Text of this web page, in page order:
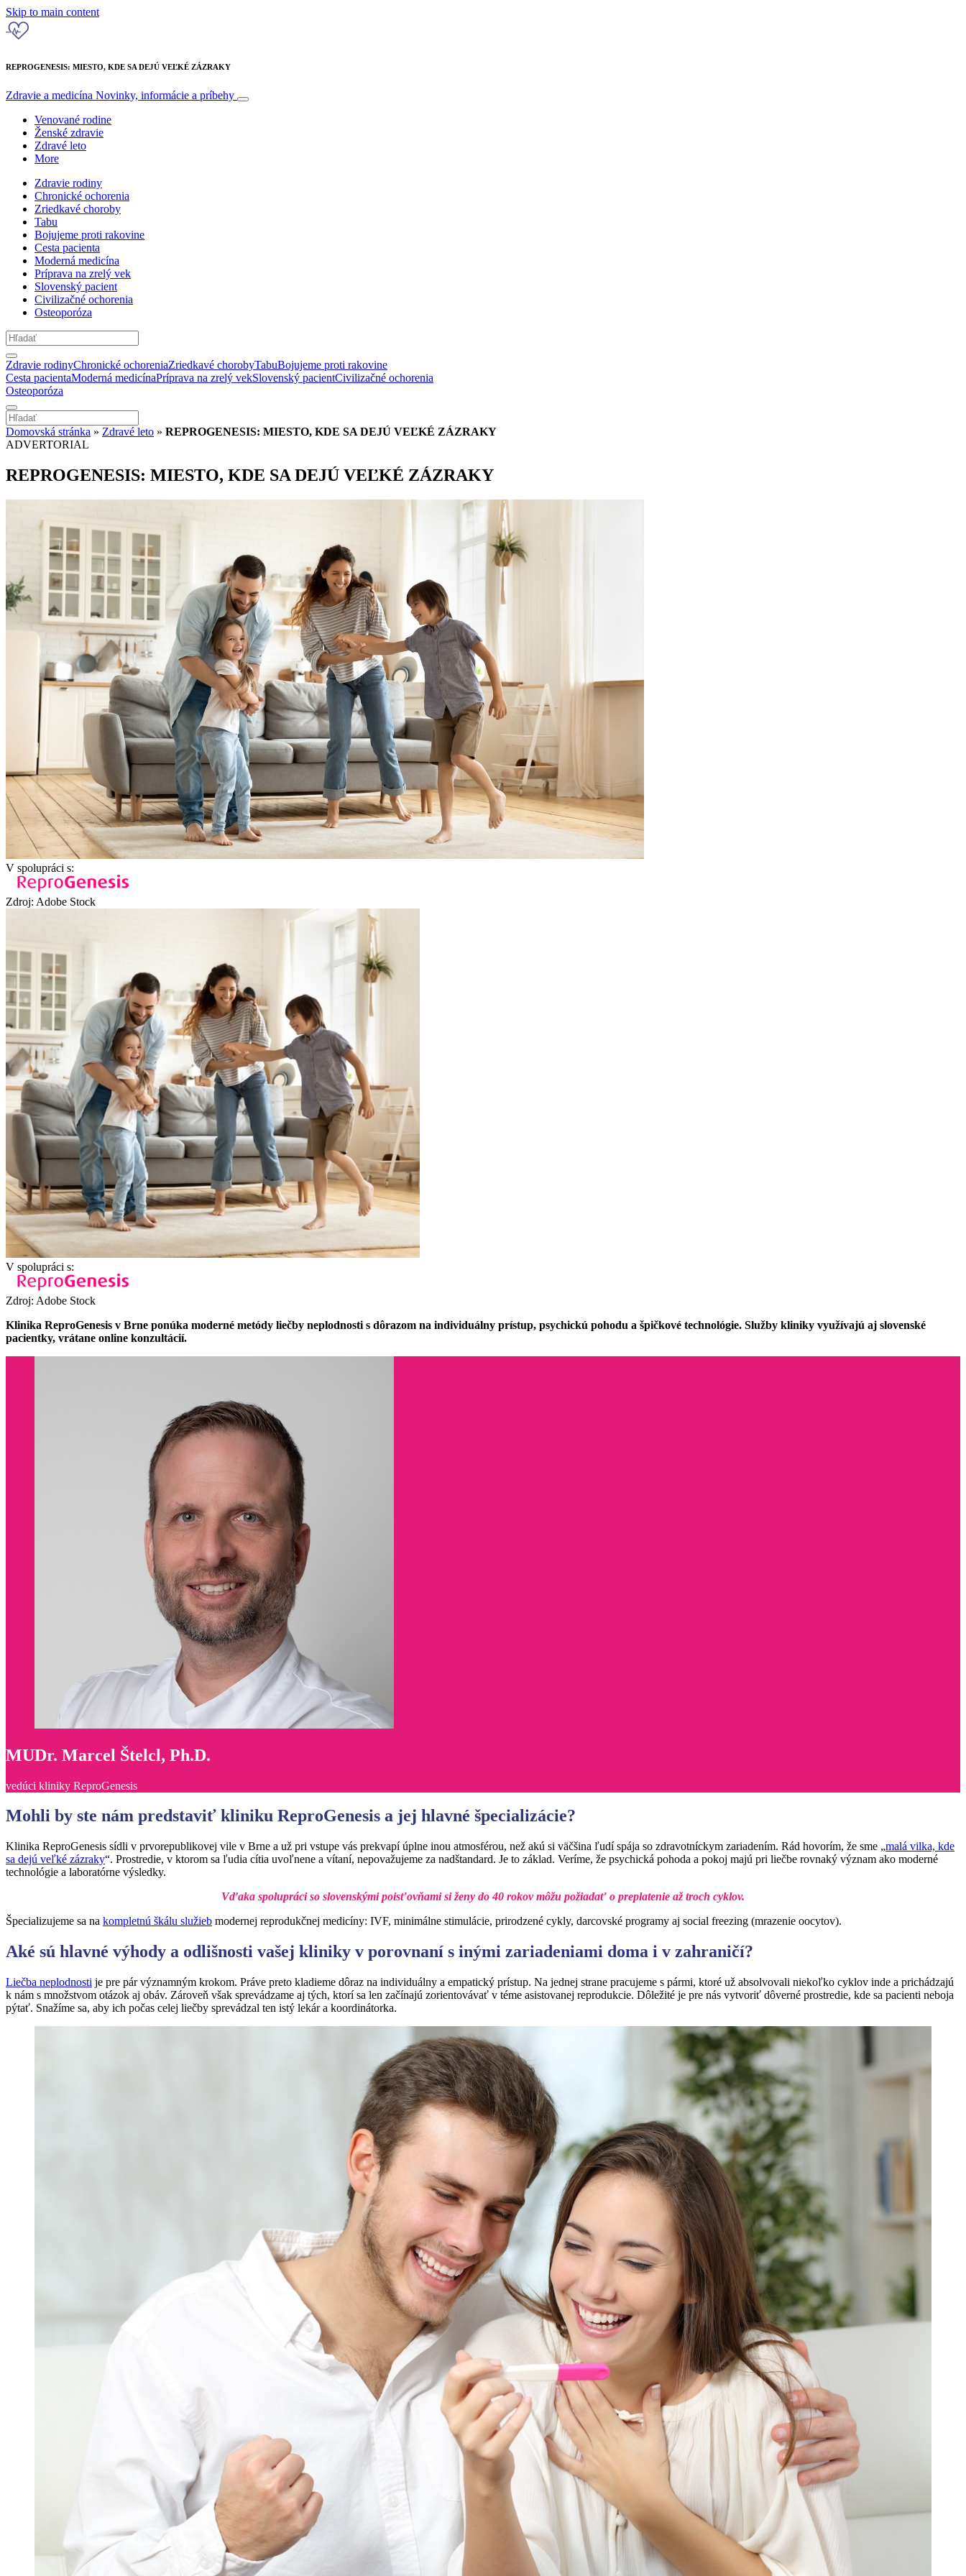
Skip to main content
REPROGENESIS: MIESTO, KDE SA DEJÚ VEĽKÉ ZÁZRAKY
Zdravie a medicína Novinky, informácie a príbehy
Venované rodine
Ženské zdravie
Zdravé leto
More
Zdravie rodiny
Chronické ochorenia
Zriedkavé choroby
Tabu
Bojujeme proti rakovine
Cesta pacienta
Moderná medicína
Príprava na zrelý vek
Slovenský pacient
Civilizačné ochorenia
Osteoporóza
Zdravie rodinyChronické ochoreniaZriedkavé chorobyTabuBojujeme proti rakovine
Cesta pacientaModerná medicínaPríprava na zrelý vekSlovenský pacientCivilizačné ochorenia
Osteoporóza
Domovská stránka » Zdravé leto » REPROGENESIS: MIESTO, KDE SA DEJÚ VEĽKÉ ZÁZRAKY
ADVERTORIAL
REPROGENESIS: MIESTO, KDE SA DEJÚ VEĽKÉ ZÁZRAKY
V spolupráci s:
Zdroj: Adobe Stock
V spolupráci s:
Zdroj: Adobe Stock
Klinika ReproGenesis v Brne ponúka moderné metódy liečby neplodnosti s dôrazom na individuálny prístup, psychickú pohodu a špičkové technológie. Služby kliniky využívajú aj slovenské
pacientky, vrátane online konzultácií.
MUDr. Marcel Štelcl, Ph.D.
vedúci kliniky ReproGenesis
Mohli by ste nám predstaviť kliniku ReproGenesis a jej hlavné špecializácie?
Klinika ReproGenesis sídli v prvorepublikovej vile v Brne a už pri vstupe vás prekvapí úplne inou atmosférou, než akú si väčšina ľudí spája so zdravotníckym zariadením. Rád hovorím, že sme „malá vilka, kde
sa dejú veľké zázraky“. Prostredie, v ktorom sa ľudia cítia uvoľnene a vítaní, nepovažujeme za nadštandard. Je to základ. Veríme, že psychická pohoda a pokoj majú pri liečbe rovnaký význam ako moderné
technológie a laboratórne výsledky.
Vďaka spolupráci so slovenskými poisťovňami si ženy do 40 rokov môžu požiadať o preplatenie až troch cyklov.
Špecializujeme sa na kompletnú škálu služieb modernej reprodukčnej medicíny: IVF, minimálne stimulácie, prirodzené cykly, darcovské programy aj social freezing (mrazenie oocytov).
Aké sú hlavné výhody a odlišnosti vašej kliniky v porovnaní s inými zariadeniami doma i v zahraničí?
Liečba neplodnosti je pre pár významným krokom. Práve preto kladieme dôraz na individuálny a empatický prístup. Na jednej strane pracujeme s pármi, ktoré už absolvovali niekoľko cyklov inde a prichádzajú
k nám s množstvom otázok aj obáv. Zároveň však sprevádzame aj tých, ktorí sa len začínajú zorientovávať v téme asistovanej reprodukcie. Dôležité je pre nás vytvoriť dôverné prostredie, kde sa pacienti neboja
pýtať. Snažíme sa, aby ich počas celej liečby sprevádzal ten istý lekár a koordinátorka.